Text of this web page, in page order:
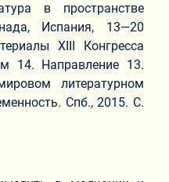
в пространстве
Испания, 13—20
XIII Конгресса
14. Направление 13.
литературном
Спб., 2015. С.